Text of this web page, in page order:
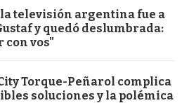
televisión argentina fue a
y quedó deslumbrada:
con vos"
Torque-Peñarol complica
soluciones y la polémica